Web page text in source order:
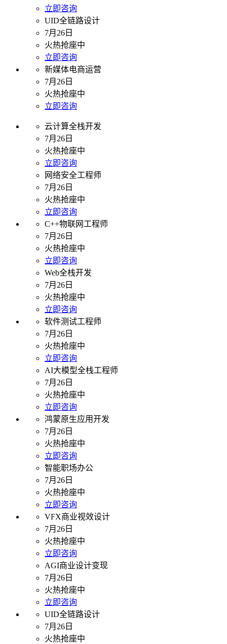
立即咨询
UID全链路设计
7月26日
火热抢座中
立即咨询
新媒体电商运营
7月26日
火热抢座中
立即咨询
云计算全栈开发
7月26日
火热抢座中
立即咨询
网络安全工程师
7月26日
火热抢座中
立即咨询
C++物联网工程师
7月26日
火热抢座中
立即咨询
Web全栈开发
7月26日
火热抢座中
立即咨询
软件测试工程师
7月26日
火热抢座中
立即咨询
AI大模型全栈工程师
7月26日
火热抢座中
立即咨询
鸿蒙原生应用开发
7月26日
火热抢座中
立即咨询
智能职场办公
7月26日
火热抢座中
立即咨询
VFX商业视效设计
7月26日
火热抢座中
立即咨询
AGI商业设计变现
7月26日
火热抢座中
立即咨询
UID全链路设计
7月26日
火热抢座中